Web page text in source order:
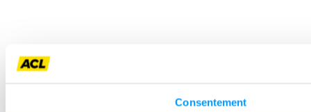
Consentement